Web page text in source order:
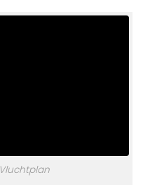
Vluchtplan